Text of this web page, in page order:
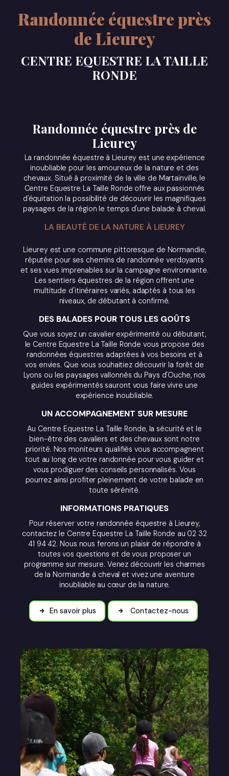
Randonnée équestre près
de Lieurey
CENTRE EQUESTRE LA TAILLE
RONDE
Randonnée équestre près de
Lieurey
La randonnée équestre à Lieurey est une expérience
inoubliable pour les amoureux de la nature et des
chevaux. Situé à proximité de la ville de Martainville, le
Centre Equestre La Taille Ronde offre aux passionnés
d'équitation la possibilité de découvrir les magnifiques
paysages de la région le temps d'une balade à cheval.
LA BEAUTÉ DE LA NATURE À LIEUREY
Lieurey est une commune pittoresque de Normandie,
réputée pour ses chemins de randonnée verdoyants
et ses vues imprenables sur la campagne environnante.
Les sentiers équestres de la région offrent une
multitude d'itinéraires variés, adaptés à tous les
niveaux, de débutant à confirmé.
DES BALADES POUR TOUS LES GOÛTS
Que vous soyez un cavalier expérimenté ou débutant,
le Centre Equestre La Taille Ronde vous propose des
randonnées équestres adaptées à vos besoins et à
vos envies. Que vous souhaitiez découvrir la forêt de
Lyons ou les paysages vallonnés du Pays d'Ouche, nos
guides expérimentés sauront vous faire vivre une
expérience inoubliable.
UN ACCOMPAGNEMENT SUR MESURE
Au Centre Equestre La Taille Ronde, la sécurité et le
bien-être des cavaliers et des chevaux sont notre
priorité. Nos moniteurs qualifiés vous accompagnent
tout au long de votre randonnée pour vous guider et
vous prodiguer des conseils personnalisés. Vous
pourrez ainsi profiter pleinement de votre balade en
toute sérénité.
INFORMATIONS PRATIQUES
Pour réserver votre randonnée équestre à Lieurey,
contactez le Centre Equestre La Taille Ronde au 02 32
41 94 42. Nous nous ferons un plaisir de répondre à
toutes vos questions et de vous proposer un
programme sur mesure. Venez découvrir les charmes
de la Normandie à cheval et vivez une aventure
inoubliable au cœur de la nature.
En savoir plus Contactez-nous